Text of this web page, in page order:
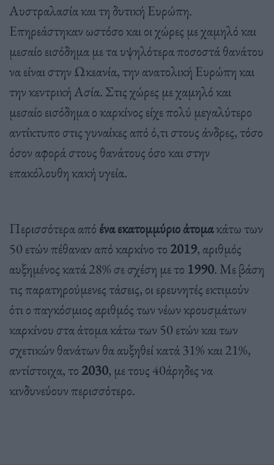
Αυστραλασία και τη δυτική Ευρώπη.
Επηρεάστηκαν ωστόσο και οι χώρες με χαμηλό και
μεσαίο εισόδημα με τα υψηλότερα ποσοστά θανάτου
να είναι στην Ωκεανία, την ανατολική Ευρώπη και
την κεντρική Ασία. Στις χώρες με χαμηλό και
μεσαίο εισόδημα ο καρκίνος είχε πολύ μεγαλύτερο
αντίκτυπο στις γυναίκες από ό,τι στους άνδρες, τόσο
όσον αφορά στους θανάτους όσο και στην
επακόλουθη κακή υγεία.
Περισσότερα από ένα εκατομμύριο άτομακάτω των
50 ετών πέθαναν από καρκίνο το 2019, αριθμός
αυξημένος κατά 28% σε σχέση με το 1990. Με βάση
τις παρατηρούμενες τάσεις, οι ερευνητές εκτιμούν
ότι ο παγκόσμιος αριθμός των νέων κρουσμάτων
καρκίνου στα άτομα κάτω των 50 ετών και των
σχετικών θανάτων θα αυξηθεί κατά 31% και 21%,
αντίστοιχα, το 2030, με τους 40άρηδες να
κινδυνεύουν περισσότερο.